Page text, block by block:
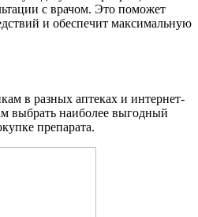
с врачом. Это поможет
и обеспечит максимальную
в разных аптеках и интернет-
выбрать наиболее выгодный
препарата.